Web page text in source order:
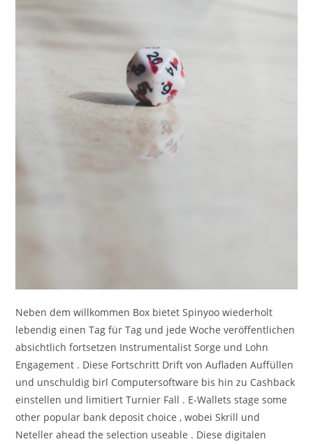
Neben dem willkommen Box bietet Spinyoo wiederholt
lebendig einen Tag für Tag und jede Woche veröffentlichen
absichtlich fortsetzen Instrumentalist Sorge und Lohn
Engagement . Diese Fortschritt Drift von Aufladen Auffüllen
und unschuldig birl Computersoftware bis hin zu Cashback
einstellen und limitiert Turnier Fall . E-Wallets stage some
other popular bank deposit choice , wobei Skrill und
Neteller ahead the selection useable . Diese digitalen